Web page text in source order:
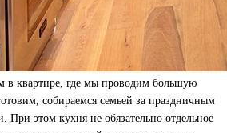
в квартире, где мы проводим большую
собираемся семьей за праздничным
При этом кухня не обязательно отдельное